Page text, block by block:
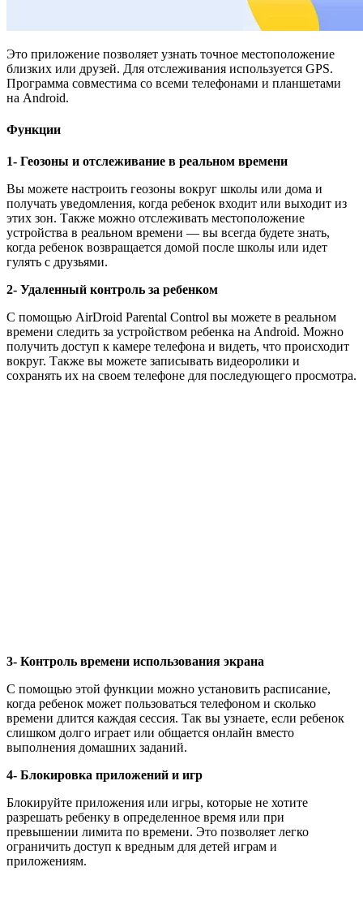
Это приложение позволяет узнать точное местоположение
близких или друзей. Для отслеживания используется GPS.
Программа совместима со всеми телефонами и планшетами
на Android.
Функции
1- Геозоны и отслеживание в реальном времени
Вы можете настроить геозоны вокруг школы или дома и
получать уведомления, когда ребенок входит или выходит из
этих зон. Также можно отслеживать местоположение
устройства в реальном времени — вы всегда будете знать,
когда ребенок возвращается домой после школы или идет
гулять с друзьями.
2- Удаленный контроль за ребенком
С помощью AirDroid Parental Control вы можете в реальном
времени следить за устройством ребенка на Android. Можно
получить доступ к камере телефона и видеть, что происходит
вокруг. Также вы можете записывать видеоролики и
сохранять их на своем телефоне для последующего просмотра.
3- Контроль времени использования экрана
С помощью этой функции можно установить расписание,
когда ребенок может пользоваться телефоном и сколько
времени длится каждая сессия. Так вы узнаете, если ребенок
слишком долго играет или общается онлайн вместо
выполнения домашних заданий.
4- Блокировка приложений и игр
Блокируйте приложения или игры, которые не хотите
разрешать ребенку в определенное время или при
превышении лимита по времени. Это позволяет легко
ограничить доступ к вредным для детей играм и
приложениям.